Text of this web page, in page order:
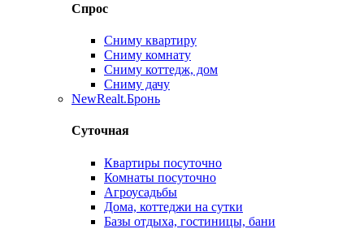
Спрос
Сниму квартиру
Сниму комнату
Сниму коттедж, дом
Сниму дачу
NewRealt.Бронь
Суточная
Квартиры посуточно
Комнаты посуточно
Агроусадьбы
Дома, коттеджи на сутки
Базы отдыха, гостиницы, бани